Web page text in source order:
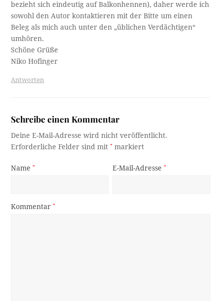
bezieht sich eindeutig auf Balkonhennen), daher werde ich
sowohl den Autor kontaktieren mit der Bitte um einen
Beleg als mich auch unter den „üblichen Verdächtigen“
umhören.
Schöne Grüße
Niko Hofinger
Antworten
Schreibe einen Kommentar
Deine E-Mail-Adresse wird nicht veröffentlicht.
Erforderliche Felder sind mit* markiert
Name* E-Mail-Adresse*
Kommentar*